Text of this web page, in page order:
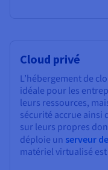
Cloud privé
L’hébergement de
idéale pour les
leurs ressources,
sécurité accrue ainsi
sur leurs propres
déploie un serveur
matériel virtualisé